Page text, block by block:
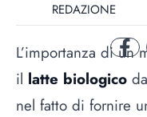
REDAZIONE
L’importanza di un
il latte biologico
nel fatto di fornire